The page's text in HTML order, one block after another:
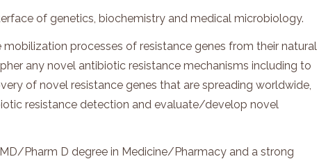
of genetics, biochemistry and medical microbiology.
processes of resistance genes from their natural
any novel antibiotic resistance mechanisms including to
of novel resistance genes that are spreading worldwide,
resistance detection and evaluate/develop novel
Pharm D degree in Medicine/Pharmacy and a strong